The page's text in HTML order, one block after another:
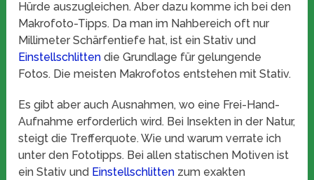
Hürde auszugleichen. Aber dazu komme ich bei den
Makrofoto-Tipps. Da man im Nahbereich oft nur
Millimeter Schärfentiefe hat, ist ein Stativ und
Einstellschlitten die Grundlage für gelungende
Fotos. Die meisten Makrofotos entstehen mit Stativ.
Es gibt aber auch Ausnahmen, wo eine Frei-Hand-
Aufnahme erforderlich wird. Bei Insekten in der Natur,
steigt die Trefferquote. Wie und warum verrate ich
unter den Fototipps. Bei allen statischen Motiven ist
ein Stativ und Einstellschlitten zum exakten